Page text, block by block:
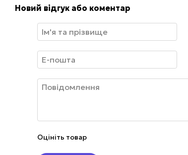
Новий відгук або коментар
Оцініть товар